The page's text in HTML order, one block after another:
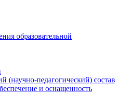
образовательной
(научно-педагогический) состав
и оснащенность